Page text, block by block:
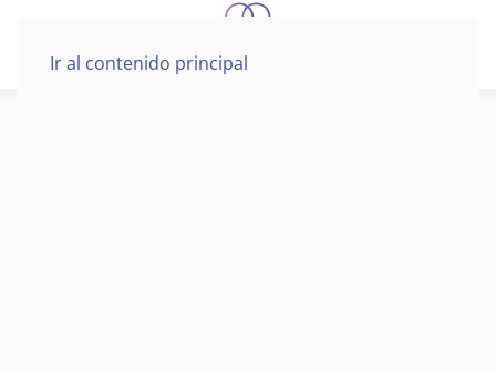
Ir al contenido principal